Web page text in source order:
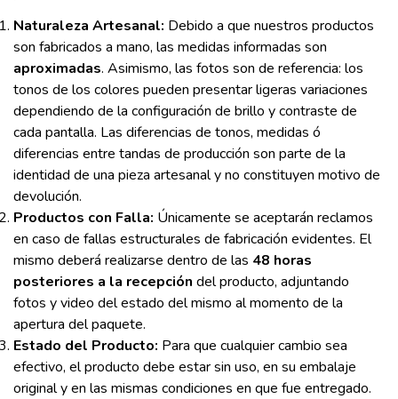
Naturaleza Artesanal: Debido a que nuestros productos
son fabricados a mano, las medidas informadas son
aproximadas. Asimismo, las fotos son de referencia: los
tonos de los colores pueden presentar ligeras variaciones
dependiendo de la configuración de brillo y contraste de
cada pantalla. Las diferencias de tonos, medidas ó
diferencias entre tandas de producción son parte de la
identidad de una pieza artesanal y no constituyen motivo de
devolución.
Productos con Falla: Únicamente se aceptarán reclamos
en caso de fallas estructurales de fabricación evidentes. El
mismo deberá realizarse dentro de las 48 horas
posteriores a la recepción del producto, adjuntando
fotos y video del estado del mismo al momento de la
apertura del paquete.
Estado del Producto: Para que cualquier cambio sea
efectivo, el producto debe estar sin uso, en su embalaje
original y en las mismas condiciones en que fue entregado.